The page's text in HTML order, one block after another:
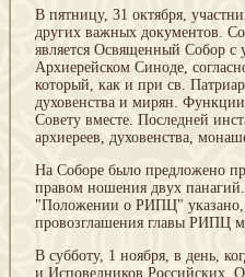
В пятницу, 31 октября,
других важных документов.
является Освященный Собор с
Архиерейском Синоде,
который, как и при св.
духовенства и мирян.
Совету вместе. Последней
архиереев, духовенства,
На Соборе было предложено
правом ношения двух панагий.
"Положении о РИПЦ" указано,
провозглашения главы РИПЦ
В субботу, 1 ноября, в день,
и Исповедников Российских,